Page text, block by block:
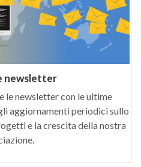
newsletter
newsletter con le ultime
aggiornamenti periodici sullo
e la crescita della nostra